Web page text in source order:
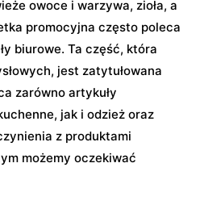
owoce i warzywa, zioła, a
promocyjna często poleca
biurowe. Ta część, która
jest zatytułowana
zarówno artykuły
jak i odzież oraz
z produktami
możemy oczekiwać